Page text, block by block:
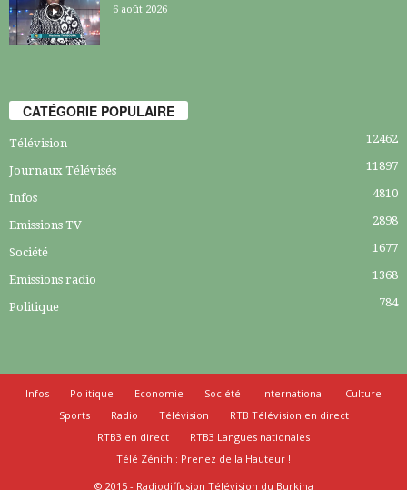
6 août 2026
CATÉGORIE POPULAIRE
Télévision 12462
Journaux Télévisés 11897
Infos 4810
Emissions TV 2898
Société 1677
Emissions radio 1368
Politique 784
Infos Politique Economie Société International
Culture
Sports
Radio Télévision
RTB Télévision en direct
RTB3 en direct
RTB3 Langues nationales
Télé Zénith : Prenez de la Hauteur !
© 2015 - Radiodiffusion Télévision du Burkina